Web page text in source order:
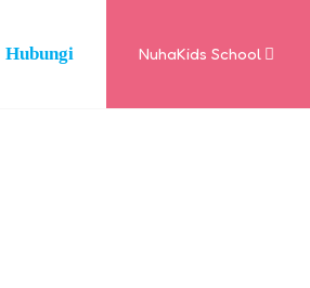
Hubungi NuhaKids School